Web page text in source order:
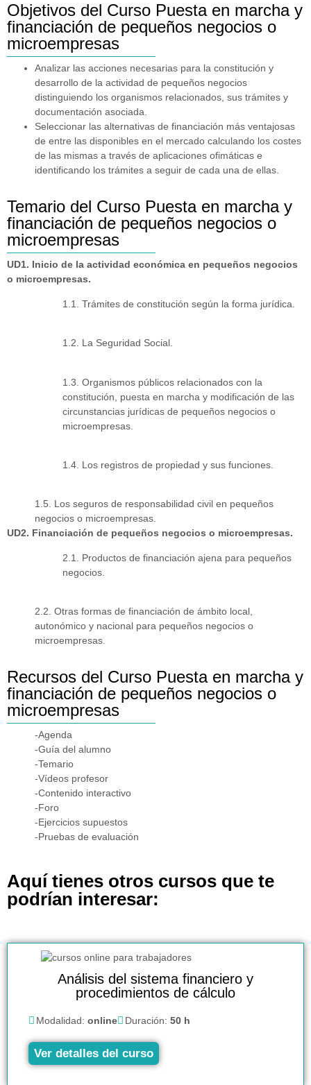
Objetivos del Curso Puesta en marcha y
financiación de pequeños negocios o
microempresas
Analizar las acciones necesarias para la constitución y
desarrollo de la actividad de pequeños negocios
distinguiendo los organismos relacionados, sus trámites y
documentación asociada.
Seleccionar las alternativas de financiación más ventajosas
de entre las disponibles en el mercado calculando los costes
de las mismas a través de aplicaciones ofimáticas e
identificando los trámites a seguir de cada una de ellas.
Temario del Curso Puesta en marcha y
financiación de pequeños negocios o
microempresas
UD1. Inicio de la actividad económica en pequeños negocios
o microempresas.
1.1. Trámites de constitución según la forma jurídica.
1.2. La Seguridad Social.
1.3. Organismos públicos relacionados con la
constitución, puesta en marcha y modificación de las
circunstancias jurídicas de pequeños negocios o
microempresas.
1.4. Los registros de propiedad y sus funciones.
1.5. Los seguros de responsabilidad civil en pequeños
negocios o microempresas.
UD2. Financiación de pequeños negocios o microempresas.
2.1. Productos de financiación ajena para pequeños
negocios.
2.2. Otras formas de financiación de ámbito local,
autonómico y nacional para pequeños negocios o
microempresas.
Recursos del Curso Puesta en marcha y
financiación de pequeños negocios o
microempresas
-Agenda
-Guía del alumno
-Temario
-Vídeos profesor
-Contenido interactivo
-Foro
-Ejercicios supuestos
-Pruebas de evaluación
Aquí tienes otros cursos que te
podrían interesar:
Análisis del sistema financiero y
procedimientos de cálculo
Modalidad: online Duración: 50 h
Ver detalles del curso